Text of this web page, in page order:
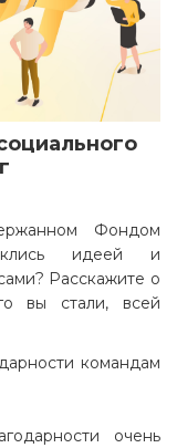
Фондом
идеей и
Расскажите о
вы стали, всей
командам
очень